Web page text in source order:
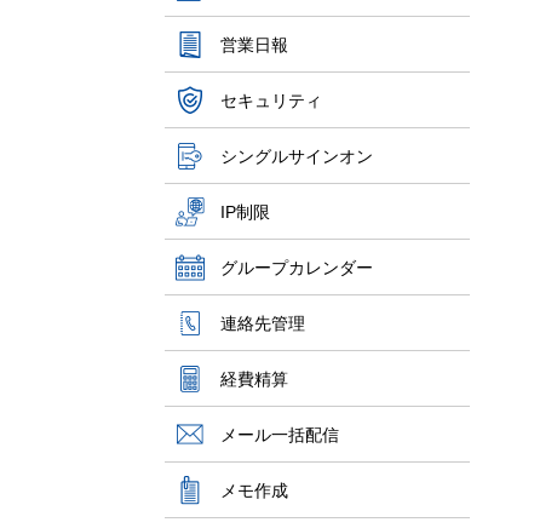
営業日報
セキュリティ
シングルサインオン
IP制限
グループカレンダー
連絡先管理
経費精算
メール一括配信
メモ作成